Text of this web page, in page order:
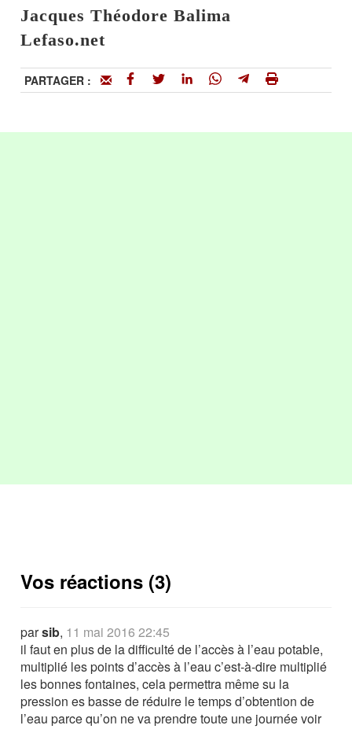
Jacques Théodore Balima
Lefaso.net
PARTAGER :
Vos réactions (3)
parsib, 11 mai 2016 22:45
il faut en plus de la difficulté de l’accès à l’eau potable,
multiplié les points d’accès à l’eau c’est-à-dire multiplié
les bonnes fontaines, cela permettra même su la
pression es basse de réduire le temps d’obtention de
l’eau parce qu’on ne va prendre toute une journée voir